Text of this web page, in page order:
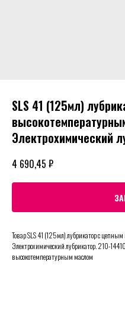
SLS 41 (125мл)
Электрохимический
4 690,45 ₽
Товар SLS 41 (125мл) лубрикатор с
Электрохимический лубрикатор. 210-
высокотемпературным маслом